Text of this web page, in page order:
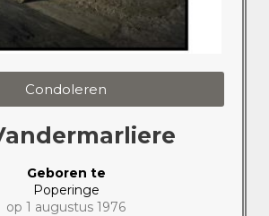
Condoleren
Geboren te
Poperinge
op 1 augustus 1976